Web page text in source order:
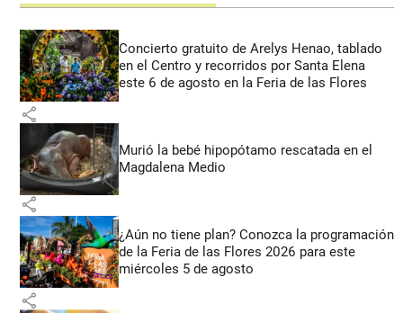
Concierto gratuito de Arelys Henao, tablado
en el Centro y recorridos por Santa Elena
este 6 de agosto en la Feria de las Flores
share
Murió la bebé hipopótamo rescatada en el
Magdalena Medio
share
¿Aún no tiene plan? Conozca la programación
de la Feria de las Flores 2026 para este
miércoles 5 de agosto
share